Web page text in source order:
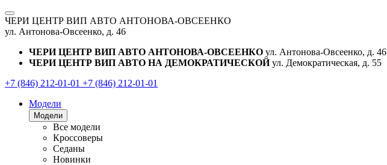
ЧЕРИ ЦЕНТР ВИП АВТО АНТОНОВА-ОВСЕЕНКО
ул. Антонова-Овсеенко, д. 46
ЧЕРИ ЦЕНТР ВИП АВТО АНТОНОВА-ОВСЕЕНКО ул. Антонова-Овсеенко, д. 46
ЧЕРИ ЦЕНТР ВИП АВТО НА ДЕМОКРАТИЧЕСКОЙ ул. Демократическая, д. 55
+7 (846) 212-01-01 +7 (846) 212-01-01
Модели
Модели
Все модели
Кроссоверы
Седаны
Новинки